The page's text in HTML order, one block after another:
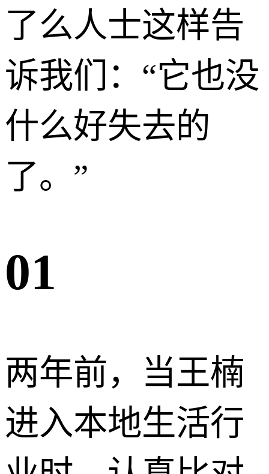
了么人士这样告
诉我们：“它也没
什么好失去的
了。”
01
两年前，当王楠
进入本地生活行